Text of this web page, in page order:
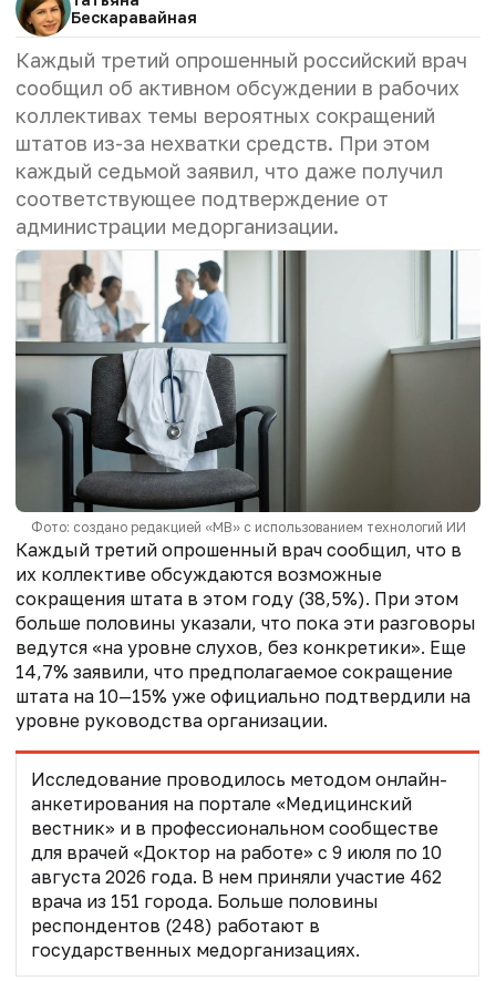
Бескаравайная
Каждый третий опрошенный российский врач
сообщил об активном обсуждении в рабочих
коллективах темы вероятных сокращений
штатов из-за нехватки средств. При этом
каждый седьмой заявил, что даже получил
соответствующее подтверждение от
администрации медорганизации.
Фото: создано редакцией «МВ» с использованием технологий ИИ
Каждый третий опрошенный врач сообщил, что в
их коллективе обсуждаются возможные
сокращения штата в этом году (38,5%). При этом
больше половины указали, что пока эти разговоры
ведутся «на уровне слухов, без конкретики». Еще
14,7% заявили, что предполагаемое сокращение
штата на 10—15% уже официально подтвердили на
уровне руководства организации.
Исследование проводилось методом онлайн-
анкетирования на портале «Медицинский
вестник» и в профессиональном сообществе
для врачей «Доктор на работе» с 9 июля по 10
августа 2026 года. В нем приняли участие 462
врача из 151 города. Больше половины
респондентов (248) работают в
государственных медорганизациях.